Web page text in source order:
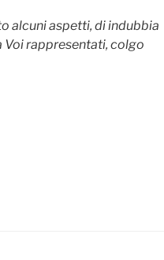
alcuni aspetti, di indubbia
rappresentati, colgo